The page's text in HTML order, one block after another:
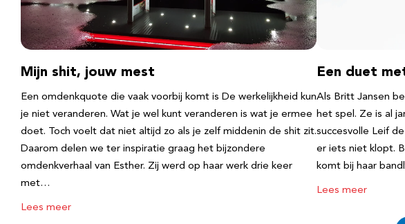
Mijn shit, jouw mest
Een omdenkquote die vaak voorbij komt is De werkelijkheid kun
je niet veranderen. Wat je wel kunt veranderen is wat je ermee
doet. Toch voelt dat niet altijd zo als je zelf middenin de shit zit.
Daarom delen we ter inspiratie graag het bijzondere
omdenkverhaal van Esther. Zij werd op haar werk drie keer
met…
Lees meer
Een duet
Als Britt Jansen
het spel. Ze is al
succesvolle Leif
er iets niet klopt.
komt bij haar
Lees meer